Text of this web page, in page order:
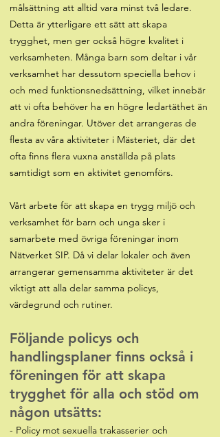
målsättning att alltid vara minst två ledare.
Detta är ytterligare ett sätt att skapa
trygghet, men ger också högre kvalitet i
verksamheten. Många barn som deltar i vår
verksamhet har dessutom speciella behov i
och med funktionsnedsättning, vilket innebär
att vi ofta behöver ha en högre ledartäthet än
andra föreningar. Utöver det arrangeras de
flesta av våra aktiviteter i Mästeriet, där det
ofta finns flera vuxna anställda på plats
samtidigt som en aktivitet genomförs.
Vårt arbete för att skapa en trygg miljö och
verksamhet för barn och unga sker i
samarbete med övriga föreningar inom
Nätverket SIP. Då vi delar lokaler och även
arrangerar gemensamma aktiviteter är det
viktigt att alla delar samma policys,
värdegrund och rutiner.
Följande policys och
handlingsplaner finns också i
föreningen för att skapa
trygghet för alla och stöd om
någon utsätts:
- Policy mot sexuella trakasserier och